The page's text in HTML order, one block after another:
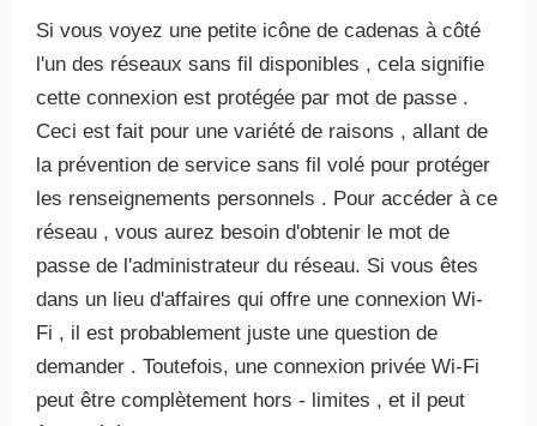
Si vous voyez une petite icône de cadenas à côté
l'un des réseaux sans fil disponibles , cela signifie
cette connexion est protégée par mot de passe .
Ceci est fait pour une variété de raisons , allant de
la prévention de service sans fil volé pour protéger
les renseignements personnels . Pour accéder à ce
réseau , vous aurez besoin d'obtenir le mot de
passe de l'administrateur du réseau. Si vous êtes
dans un lieu d'affaires qui offre une connexion Wi-
Fi , il est probablement juste une question de
demander . Toutefois, une connexion privée Wi-Fi
peut être complètement hors - limites , et il peut